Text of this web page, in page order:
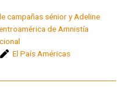
campañas sénior y Adeline
de Amnistía
El País Américas